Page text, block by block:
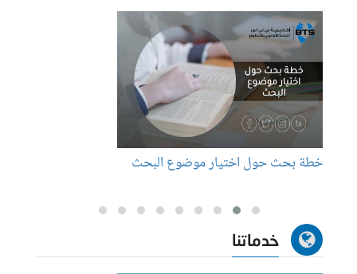
خطة بحث حول اختيار موضوع البحث
خدماتنا